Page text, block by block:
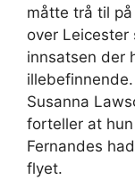
måtte trå til
over Leicester
innsatsen der
illebefinnende.
Susanna
forteller at
Fernandes
flyet.